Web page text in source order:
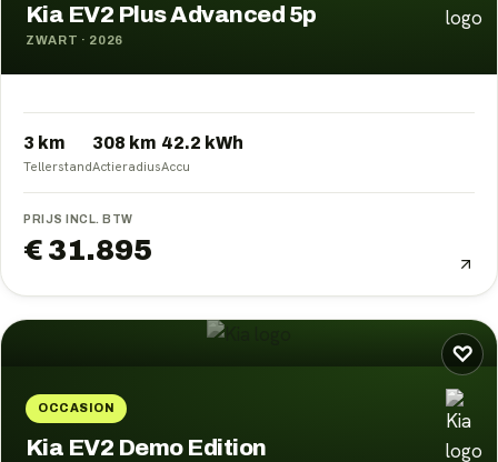
Kia EV2 Plus Advanced 5p
ZWART · 2026
3 km
Tellerstand
308 km
Actieradius
42.2 kWh
Accu
PRIJS INCL. BTW
€ 31.895
♡
OCCASION
Kia EV2 Demo Edition